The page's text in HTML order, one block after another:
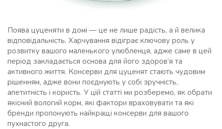
Поява цуценяти в домі — це не лише радість, а й велика
відповідальність. Харчування відіграє ключову роль у
розвитку вашого маленького улюбленця, адже саме в цей
період закладається основа для його здоров’я та
активного життя. Консерви для цуценят стають чудовим
рішенням, адже вони поєднують у собі зручність,
апетитність і користь. У цій статті ми розберемо, як обрати
якісний вологий корм, які фактори враховувати та які
бренди пропонують найкращі консерви для вашого
пухнастого друга.